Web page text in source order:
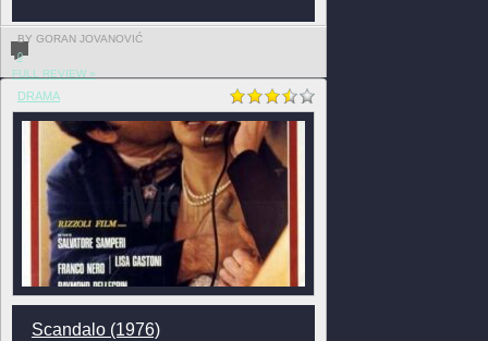
BY GORAN JOVANOVIĆ
0
FULL REVIEW »
DRAMA
Scandalo (1976)